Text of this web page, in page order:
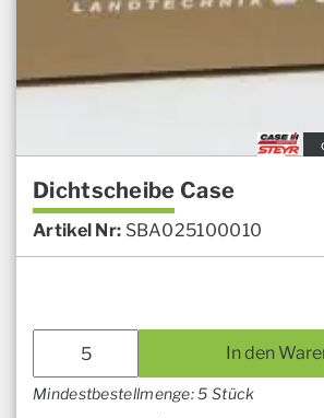
Dichtscheibe Case
Artikel Nr: SBA025100010
In den
Mindestbestellmenge: 5 Stück